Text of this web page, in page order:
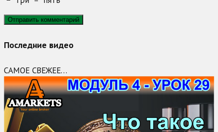
Последние видео
САМОЕ СВЕЖЕЕ…